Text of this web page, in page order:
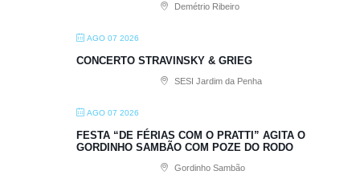
Demétrio Ribeiro
AGO 07 2026
CONCERTO STRAVINSKY & GRIEG
SESI Jardim da Penha
AGO 07 2026
FESTA “DE FÉRIAS COM O PRATTI” AGITA O
GORDINHO SAMBÃO COM POZE DO RODO
Gordinho Sambão